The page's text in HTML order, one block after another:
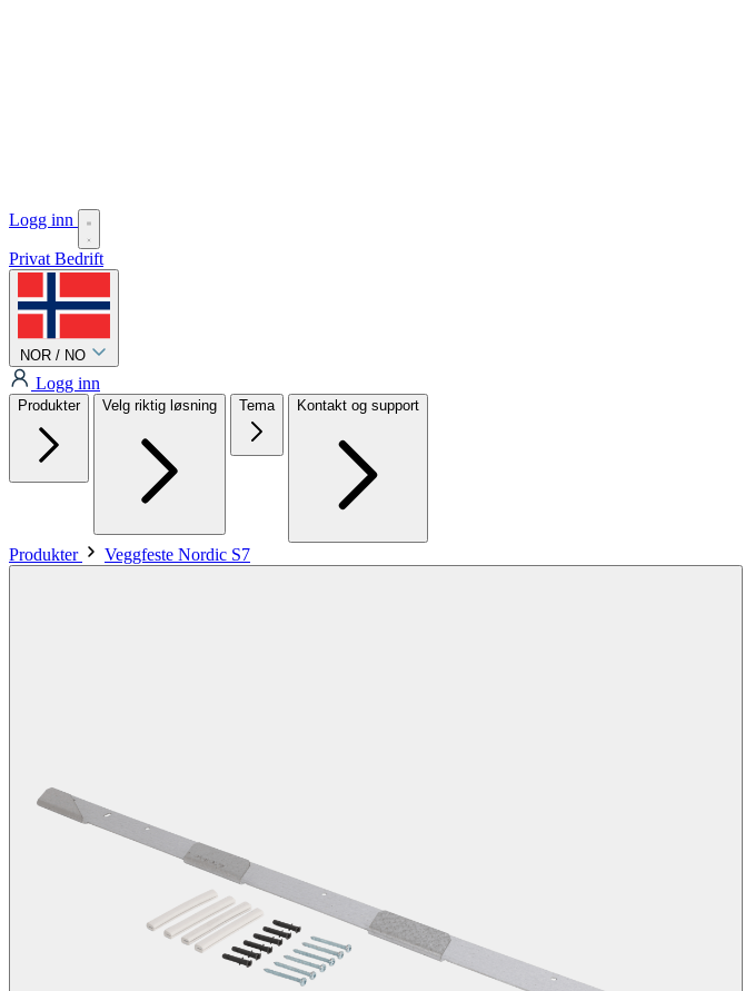
Logg inn
Privat Bedrift
NOR / NO
Logg inn
Produkter Velg riktig løsning Tema Kontakt og support
Produkter Veggfeste Nordic S7